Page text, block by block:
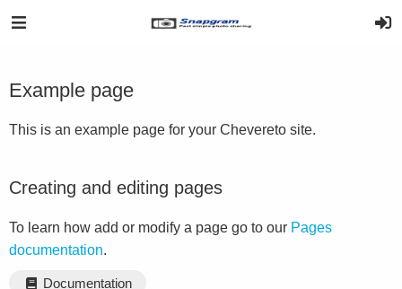
Example page
This is an example page for your Chevereto site.
Creating and editing pages
To learn how add or modify a page go to our Pages
documentation.
Documentation